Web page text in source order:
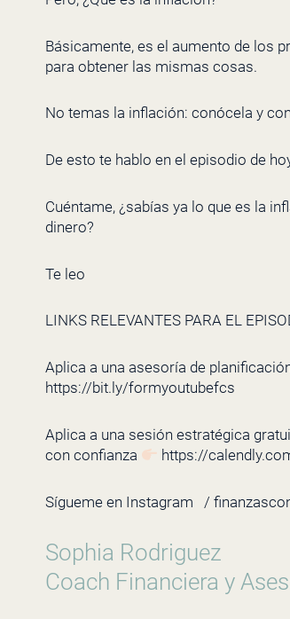
Básicamente, es el aumento de los
para obtener las mismas cosas.
No temas la inflación: conócela y
De esto te hablo en el episodio de
Cuéntame, ¿sabías ya lo que es la
dinero?
Te leo
LINKS RELEVANTES PARA EL
Aplica a una asesoría de
https://bit.ly/formyoutubefcs
Aplica a una sesión estratégica
con confianza
https://
Sígueme en Instagram /
Sophia Rodriguez
Coach Financiera y